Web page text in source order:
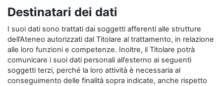
Destinatari dei dati
I suoi dati sono trattati dai soggetti afferenti alle strutture
dell’Ateneo autorizzati dal Titolare al trattamento, in relazione
alle loro funzioni e competenze. Inoltre, il Titolare potrà
comunicare i suoi dati personali all’esterno ai seguenti
soggetti terzi, perché la loro attività è necessaria al
conseguimento delle finalità sopra indicate, anche rispetto